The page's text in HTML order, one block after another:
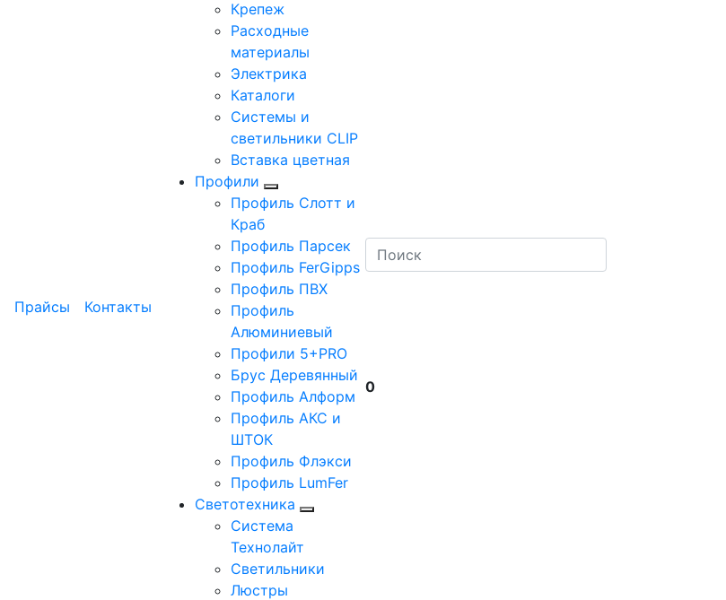
Прайсы Контакты
Крепеж
Расходные
материалы
Электрика
Каталоги
Системы и
светильники CLIP
Вставка цветная
Профили
Профиль Слотт и
Краб
Профиль Парсек
Профиль FerGipps
Профиль ПВХ
Профиль
Алюминиевый
Профили 5+PRO
Брус Деревянный
Профиль Алформ
Профиль АКС и
ШТОК
Профиль Флэкси
Профиль LumFer
Светотехника
Система
Технолайт
Светильники
Люстры
0